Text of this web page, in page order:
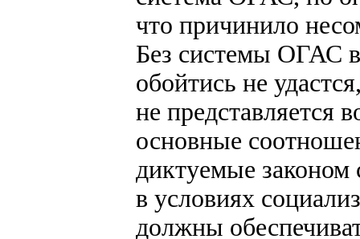
что причинило
Без системы ОГАС
обойтись не
не представляется
основные
диктуемые законом
в условиях
должны